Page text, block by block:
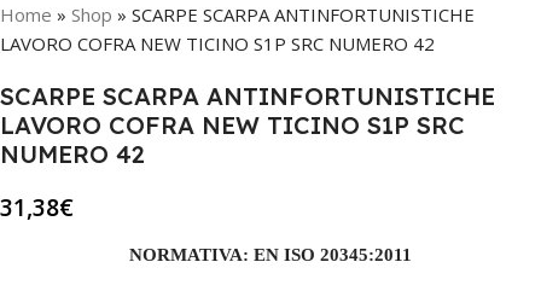
Home » Shop » SCARPE SCARPA ANTINFORTUNISTICHE
LAVORO COFRA NEW TICINO S1P SRC NUMERO 42
SCARPE SCARPA ANTINFORTUNISTICHE
LAVORO COFRA NEW TICINO S1P SRC
NUMERO 42
31,38€
NORMATIVA: EN ISO 20345:2011